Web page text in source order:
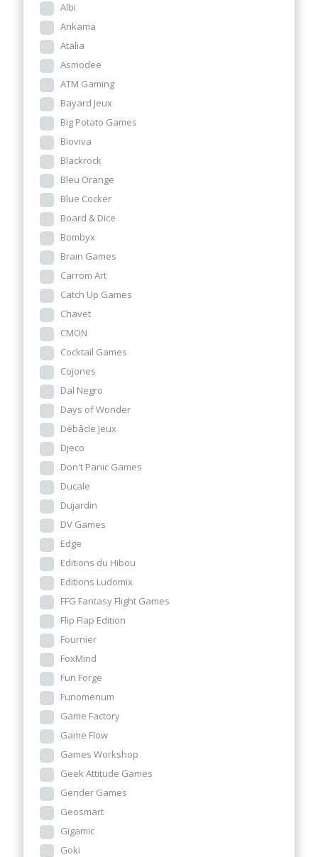
Albi
Ankama
Atalia
Asmodee
ATM Gaming
Bayard Jeux
Big Potato Games
Bioviva
Blackrock
Bleu Orange
Blue Cocker
Board & Dice
Bombyx
Brain Games
Carrom Art
Catch Up Games
Chavet
CMON
Cocktail Games
Cojones
Dal Negro
Days of Wonder
Débâcle Jeux
Djeco
Don't Panic Games
Ducale
Dujardin
DV Games
Edge
Editions du Hibou
Editions Ludomix
FFG Fantasy Flight Games
Flip Flap Edition
Fournier
FoxMind
Fun Forge
Funomenum
Game Factory
Game Flow
Games Workshop
Geek Attitude Games
Gender Games
Geosmart
Gigamic
Goki